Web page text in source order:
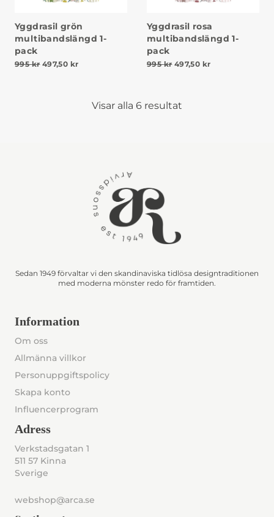
Yggdrasil grön
multibandslängd 1-
pack
995kr Det ursprungliga priset var: 995 kr.
497,50 krDet nuvarande priset är: 497,50 kr.
Yggdrasil rosa
multibandslängd 1-
pack
995kr Det ursprungliga priset
497,50 krDet nuvarande
Visar alla 6 resultat
Sedan 1949 förvaltar vi den skandinaviska tidlösa designtraditionen
med moderna mönster redo för framtiden.
Information
Om oss
Allmänna villkor
Personuppgiftspolicy
Skapa konto
Influencerprogram
Adress
Verkstadsgatan 1
511 57 Kinna
Sverige
webshop@arca.se